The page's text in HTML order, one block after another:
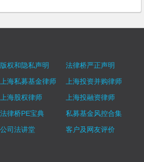
版权和隐私声明
法律桥严正声明
上海私募基金律师
上海投资并购律师
上海股权律师
上海投融资律师
法律桥PE宝典
私募基金风控合集
公司法讲堂
客户及网友评价